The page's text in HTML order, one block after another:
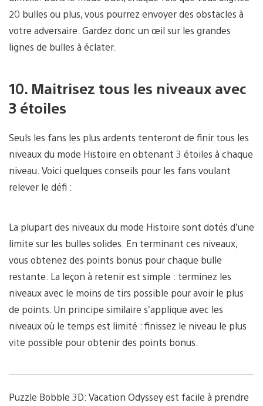
20 bulles ou plus, vous pourrez envoyer des obstacles à
votre adversaire. Gardez donc un œil sur les grandes
lignes de bulles à éclater.
10. Maitrisez tous les niveaux avec
3 étoiles
Seuls les fans les plus ardents tenteront de finir tous les
niveaux du mode Histoire en obtenant 3 étoiles à chaque
niveau. Voici quelques conseils pour les fans voulant
relever le défi :
La plupart des niveaux du mode Histoire sont dotés d’une
limite sur les bulles solides. En terminant ces niveaux,
vous obtenez des points bonus pour chaque bulle
restante. La leçon à retenir est simple : terminez les
niveaux avec le moins de tirs possible pour avoir le plus
de points. Un principe similaire s’applique avec les
niveaux où le temps est limité : finissez le niveau le plus
vite possible pour obtenir des points bonus.
Puzzle Bobble 3D: Vacation Odyssey est facile à prendre